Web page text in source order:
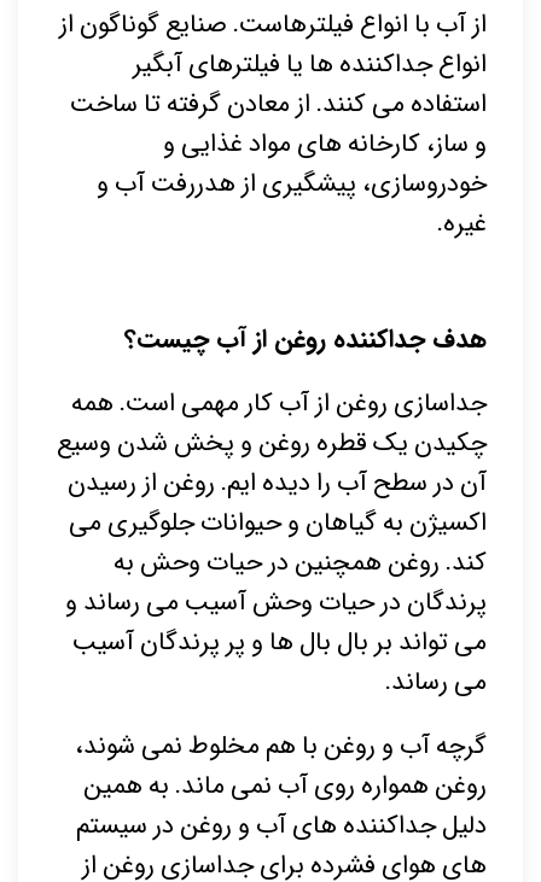
از آب با انواع فیلترهاست. صنایع گوناگون از
انواع جداکننده ها یا فیلترهای آبگیر
استفاده می کنند. از معادن گرفته تا ساخت
و ساز، کارخانه های مواد غذایی و
خودروسازی، پیشگیری از هدررفت آب و
غیره.
هدف جداکننده روغن از آب چیست؟
جداسازی روغن از آب کار مهمی است. همه
چکیدن یک قطره روغن و پخش شدن وسیع
آن در سطح آب را دیده ایم. روغن از رسیدن
اکسیژن به گیاهان و حیوانات جلوگیری می
کند. روغن همچنین در حیات وحش به
پرندگان در حیات وحش آسیب می رساند و
می تواند بر بال بال ها و پر پرندگان آسیب
می رساند.
گرچه آب و روغن با هم مخلوط نمی شوند،
روغن همواره روی آب نمی ماند. به همین
دلیل جداکننده های آب و روغن در سیستم
های هوای فشرده برای جداسازی روغن از